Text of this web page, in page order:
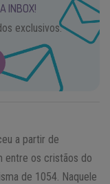
INBOX!
exclusivos.
a partir de
entre os cristãos do
de 1054. Naquele